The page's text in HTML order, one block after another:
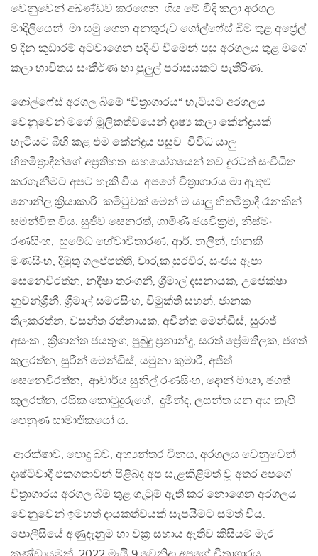
වෙනුවෙන් අඛණ්ඩව කරගෙන ගිය මේ වීදි කලා අරගල
මාදිලියෙන් මා සමු ගෙන අනතුරුව ගෝල්ෆේස් බිම තුළ අප්‍රේල්
9 දින කූඩාරම් අටවාගෙන පදිංචි වීමෙන් පසු අරගලය තුළ මගේ
කලා භාවිතය සංකීර්ණ හා පුලුල් පරාසයකට පැතිරිණ.
ගෝල්ෆේස් අරගල බිමේ “චිත්‍රාගාරය“ හැටියට අරගලය
වෙනුවෙන් මගේ මූලිකත්වයෙන් දෘෂ්‍ය කලා කේන්ද්‍රයක්
හැටියට බිහි කළ එම කේන්ද්‍රය පසුව විවිධ යාලු
හිතමිත්‍රාදීන්ගේ අප්‍රතිහත සහයෝගයෙන් තව දුරටත් සංවිධිත
කරගැනීමට අපට හැකි විය. අපගේ චිත්‍රාගාරය මා ඇතුළු
නොනිල ක්‍රියාකාරී කමිටුවක් මෙන් ම යාලු හිතමිත්‍රාදී රෑනකින්
සමන්විත විය. සුජීව සෙනරත්, ගාමිණී ජයවික්‍රම, නිස්මං
රණසිංහ, සුමේධ හේවාවිතාරණ, ආර්. නලින්, ජානකී
මුණසිංහ, දිමුතු ගලප්පත්ති, චාරුක සුරවීර, සංජය ඈපා
සෙනෙවිරත්න, නදීෂා තරංගනී, ශ්‍රීමාල් දසනායක, උපේක්ෂා
නුවන්ශ්‍රීනී, ශ්‍රීමාල් සමරසිංහ, විමුක්ති සහන්, ජානක
තිලකරත්න, වසන්ත රත්නායක, අචින්ත මෙන්ඩිස්, සුරාජ්
අසංක , ක්‍රිශාන්ත ජයතුංග, පුබුදු ප්‍රනාන්දු, සරත් ප්‍රේමතිලක, ජගත්
කුලරත්න, සුරීන් මෙන්ඩිස්, යමුනා කුමාරී, අජිත්
සෙනෙවිරත්න, ආචාර්ය සුනිල් රණසිංහ, දොන් මායා, ජගත්
කුලරත්න, රසික කොටුදුරුගේ, දුමින්ද, ලසන්ත යන අය කැපී
පෙනුණ සාමාජිකයෝ ය.
ආරක්ෂාව, පොදු බව, අභ්‍යන්තර විනය, අරගලය වෙනුවෙන්
දෘෂ්ටිවාදී එකගතාවන් පිළිබද අප සැළකිළිමත් වූ අතර අපගේ
චිත්‍රාගාරය අරගල බිම තුළ ගැටුම් ඇති කර නොගෙන අරගලය
වෙනුවෙන් ඉමහත් දායකත්වයක් සැපයීමට සමත් විය.
පොලීසියේ අණුදැනුම හා වක්‍ර සහාය ඇතිව කිසියම් මැර